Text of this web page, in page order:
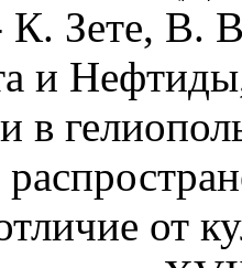
К. Зете, В.
и
в
от